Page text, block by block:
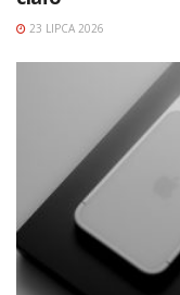
23 LIPCA 2026